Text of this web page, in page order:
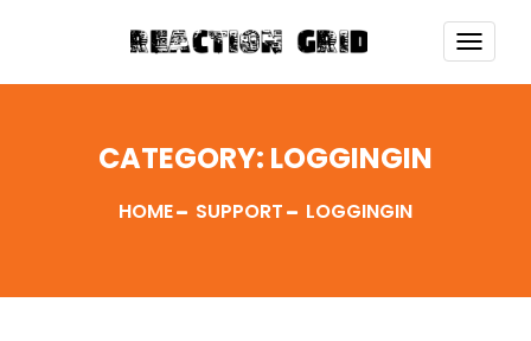
CATEGORY: LOGGINGIN
HOME SUPPORT LOGGINGIN